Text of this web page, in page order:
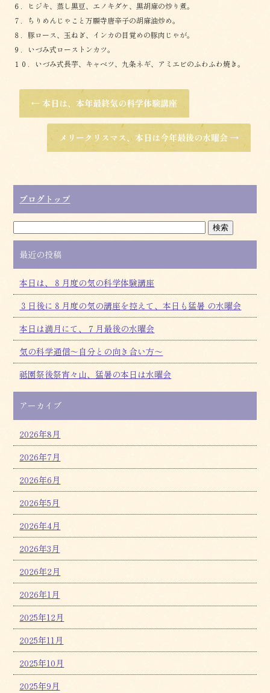
６．ヒジキ、蒸し黒豆、エノキダケ、黒胡麻の炒り煮。
７．ちりめんじゃこと万願寺唐辛子の胡麻油炒め。
８．豚ロース、玉ねぎ、インカの目覚めの豚肉じゃが。
９．いづみ式ローストンカツ。
１０．いづみ式長芋、キャベツ、九条ネギ、アミエビのふわふわ焼き。
← 本日は、本年最終気の科学体験講座
メリークリスマス、本日は今年最後の水曜会 →
ブログトップ
最近の投稿
本日は、８月度の気の科学体験講座
３日後に８月度の気の講座を控えて、本日も猛暑 の水曜会
本日は満月にて、７月最後の水曜会
気の科学通信～自分との向き合い方～
祗園祭後祭宵々山、猛暑の本日は水曜会
アーカイブ
2026年8月
2026年7月
2026年6月
2026年5月
2026年4月
2026年3月
2026年2月
2026年1月
2025年12月
2025年11月
2025年10月
2025年9月